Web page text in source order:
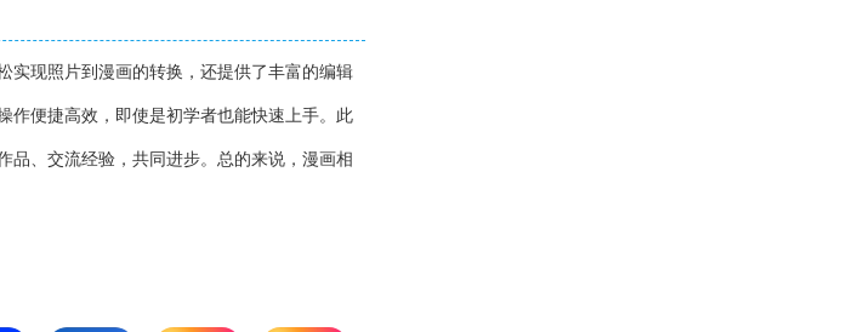
实现照片到漫画的转换，还提供了丰富的编辑
作便捷高效，即使是初学者也能快速上手。此
品、交流经验，共同进步。总的来说，漫画相